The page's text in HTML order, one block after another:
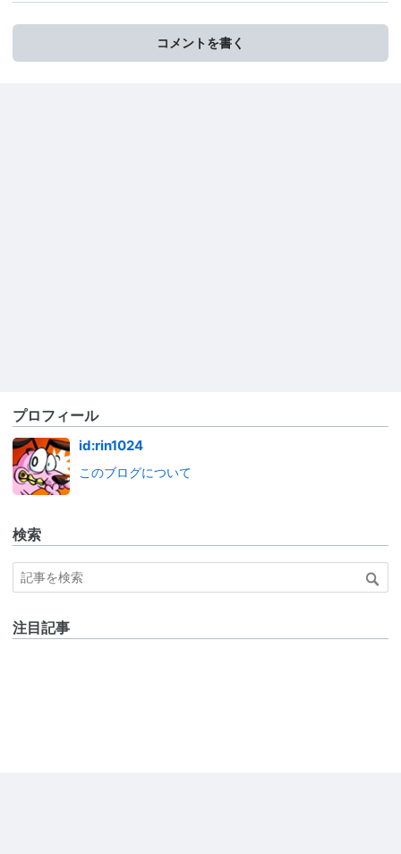
コメントを書く
プロフィール
id:rin1024
このブログについて
検索
注目記事